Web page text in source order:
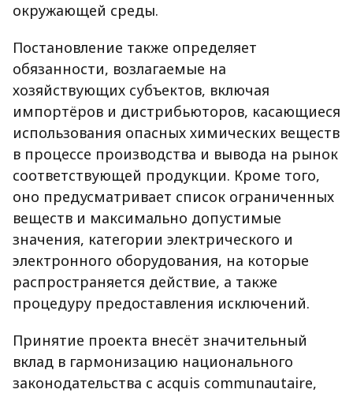
окружающей среды.
Постановление также определяет
обязанности, возлагаемые на
хозяйствующих субъектов, включая
импортёров и дистрибьюторов, касающиеся
использования опасных химических веществ
в процессе производства и вывода на рынок
соответствующей продукции. Кроме того,
оно предусматривает список ограниченных
веществ и максимально допустимые
значения, категории электрического и
электронного оборудования, на которые
распространяется действие, а также
процедуру предоставления исключений.
Принятие проекта внесёт значительный
вклад в гармонизацию национального
законодательства с acquis communautaire,